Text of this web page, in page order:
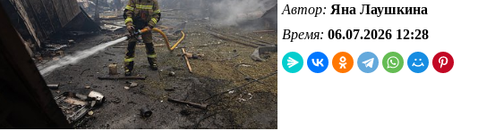
Автор: Яна Лаушкина
Время: 06.07.2026 12:28